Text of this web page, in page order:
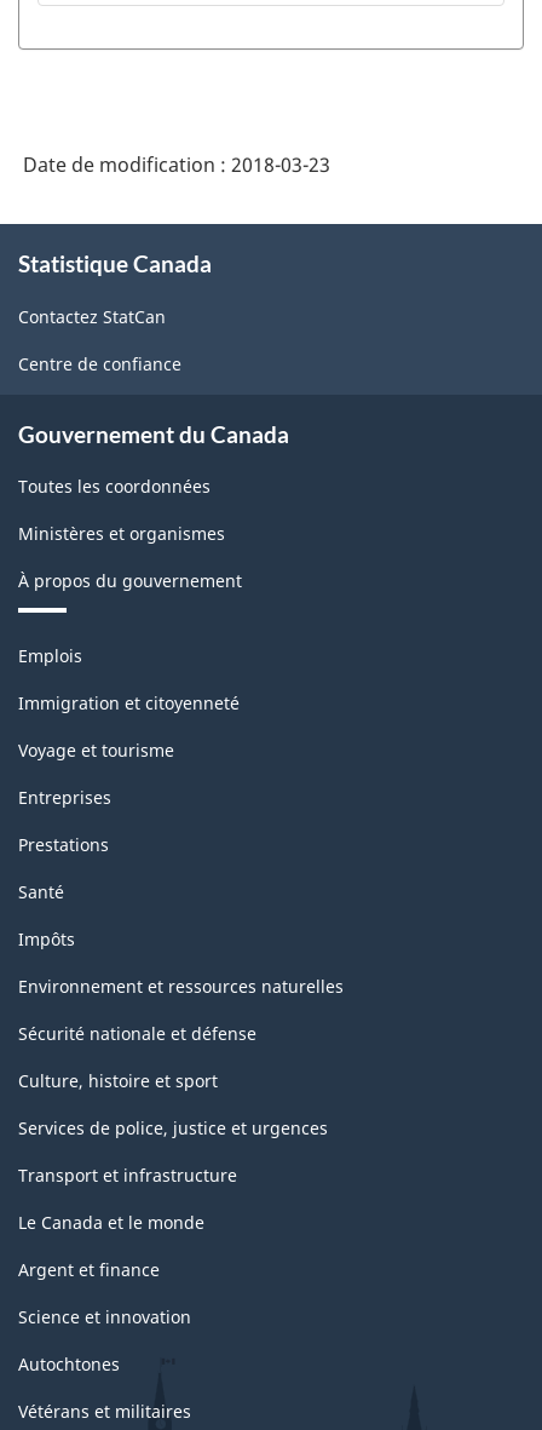
Date de modification : 2018-03-23
propos
ce
site
Statistique Canada
Contactez StatCan
Centre de confiance
Gouvernement du Canada
Toutes les coordonnées
Ministères et organismes
À propos du gouvernement
Thèmes
sujets
Emplois
Immigration et citoyenneté
Voyage et tourisme
Entreprises
Prestations
Santé
Impôts
Environnement et ressources naturelles
Sécurité nationale et défense
Culture, histoire et sport
Services de police, justice et urgences
Transport et infrastructure
Le Canada et le monde
Argent et finance
Science et innovation
Autochtones
Vétérans et militaires